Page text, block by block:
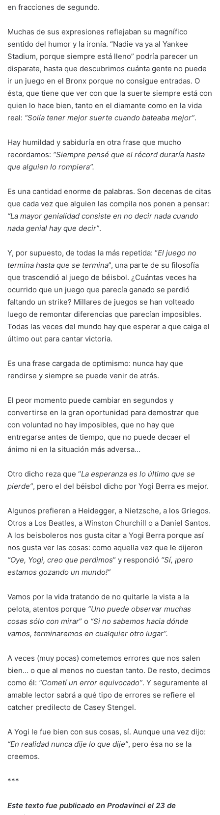
en fracciones de segundo.
Muchas de sus expresiones reflejaban su magnífico
sentido del humor y la ironía. “Nadie va ya al Yankee
Stadium, porque siempre está lleno” podría parecer un
disparate, hasta que descubrimos cuánta gente no puede
ir un juego en el Bronx porque no consigue entradas. O
ésta, que tiene que ver con que la suerte siempre está con
quien lo hace bien, tanto en el diamante como en la vida
real: “Solía tener mejor suerte cuando bateaba mejor”.
Hay humildad y sabiduría en otra frase que mucho
recordamos: “Siempre pensé que el récord duraría hasta
que alguien lo rompiera”.
Es una cantidad enorme de palabras. Son decenas de citas
que cada vez que alguien las compila nos ponen a pensar:
“La mayor genialidad consiste en no decir nada cuando
nada genial hay que decir”.
Y, por supuesto, de todas la más repetida: “El juego no
termina hasta que se termina”, una parte de su filosofía
que trascendió al juego de béisbol. ¿Cuántas veces ha
ocurrido que un juego que parecía ganado se perdió
faltando un strike? Millares de juegos se han volteado
luego de remontar diferencias que parecían imposibles.
Todas las veces del mundo hay que esperar a que caiga el
último out para cantar victoria.
Es una frase cargada de optimismo: nunca hay que
rendirse y siempre se puede venir de atrás.
El peor momento puede cambiar en segundos y
convertirse en la gran oportunidad para demostrar que
con voluntad no hay imposibles, que no hay que
entregarse antes de tiempo, que no puede decaer el
ánimo ni en la situación más adversa…
Otro dicho reza que “La esperanza es lo último que se
pierde”, pero el del béisbol dicho por Yogi Berra es mejor.
Algunos prefieren a Heidegger, a Nietzsche, a los Griegos.
Otros a Los Beatles, a Winston Churchill o a Daniel Santos.
A los beisboleros nos gusta citar a Yogi Berra porque así
nos gusta ver las cosas: como aquella vez que le dijeron
“Oye, Yogi, creo que perdimos” y respondió “Sí, ¡pero
estamos gozando un mundo!”
Vamos por la vida tratando de no quitarle la vista a la
pelota, atentos porque “Uno puede observar muchas
cosas sólo con mirar” o “Si no sabemos hacia dónde
vamos, terminaremos en cualquier otro lugar”.
A veces (muy pocas) cometemos errores que nos salen
bien… o que al menos no cuestan tanto. De resto, decimos
como él: “Cometí un error equivocado”. Y seguramente el
amable lector sabrá a qué tipo de errores se refiere el
catcher predilecto de Casey Stengel.
A Yogi le fue bien con sus cosas, sí. Aunque una vez dijo:
“En realidad nunca dije lo que dije”, pero ésa no se la
creemos.
***
Este texto fue publicado en Prodavinci el 23 de